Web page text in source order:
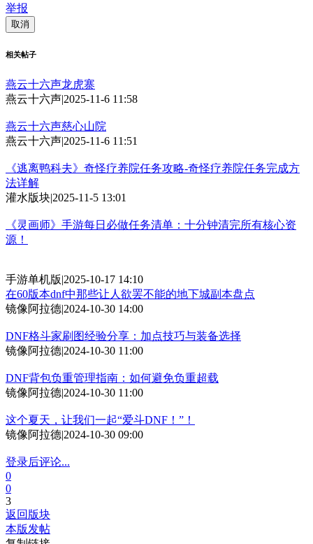
举报
取消
相关帖子
燕云十六声龙虎寨
燕云十六声|2025-11-6 11:58
燕云十六声慈心山院
燕云十六声|2025-11-6 11:51
《逃离鸭科夫》奇怪疗养院任务攻略-奇怪疗养院任务完成方
法详解
灌水版块|2025-11-5 13:01
《灵画师》手游每日必做任务清单：十分钟清完所有核心资
源！
手游单机版|2025-10-17 14:10
在60版本dnf中那些让人欲罢不能的地下城副本盘点
镜像阿拉德|2024-10-30 14:00
DNF格斗家刷图经验分享：加点技巧与装备选择
镜像阿拉德|2024-10-30 11:00
DNF背包负重管理指南：如何避免负重超载
镜像阿拉德|2024-10-30 11:00
这个夏天，让我们一起“爱斗DNF！”！
镜像阿拉德|2024-10-30 09:00
登录后评论...
0
0
3
返回版块
本版发帖